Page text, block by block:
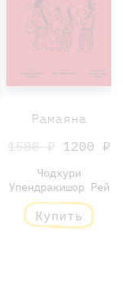
Рамаяна
1500 ₽ 1200 ₽
Чодхури
Упендракишор Рей
Купить